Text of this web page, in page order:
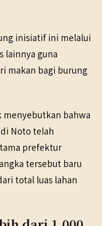
inisiatif ini melalui
lainnya guna
makan bagi burung
menyebutkan bahwa
Noto telah
prefektur
tersebut baru
total luas lahan